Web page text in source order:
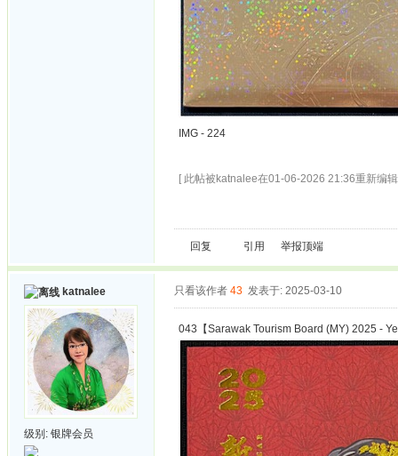
IMG - 224
[ 此帖被katnalee在01-06-2026 21:36重新编
回复 引用 举报顶端
katnalee
级别: 银牌会员
只看该作者 43 发表于: 2025-03-10
043【Sarawak Tourism Board (MY) 2025 -